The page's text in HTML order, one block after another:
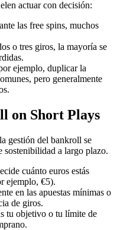
actuar con decisión:
las free spins, muchos
o tres giros, la mayoría se
ejemplo, duplicar la
pero generalmente
on Short Plays
gestión del bankroll se
sostenibilidad a largo plazo.
cuánto euros estás
ejemplo, €5).
en las apuestas mínimas o
de giros.
tu objetivo o tu límite de